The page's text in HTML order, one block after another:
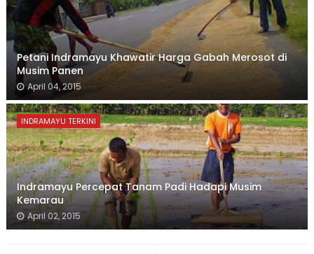
Petani Indramayu Khawatir Harga Gabah Merosot di
Musim Panen
April 04, 2015
INDRAMAYU TERKINI
Indramayu Percepat Tanam Padi Hadapi Musim
Kemarau
April 02, 2015